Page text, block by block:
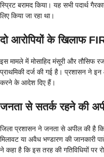
स्प्रिट बरामद किया। यह सभी पदार्थ
लिए किया जा रहा था।
दो आरोपियों के खिलाफ
इस मामले में मोसाहिद मंसूरी और तौसिफ
प्राथमिकी दर्ज की गई है। प्रशासन ने
करने के आदेश दिए हैं।
जनता से सतर्क रहने की
जिला प्रशासन ने जनता से अपील की है कि
मिलावट या अवैध भण्डारण की जानकारी
ने कहा है कि इस तरह की गतिविधियों